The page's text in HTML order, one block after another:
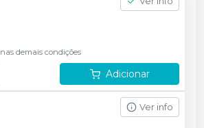
nas demais condições
Adicionar
Ver info